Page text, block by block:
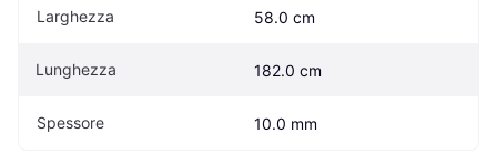
Larghezza 58.0 cm
Lunghezza 182.0 cm
Spessore 10.0 mm